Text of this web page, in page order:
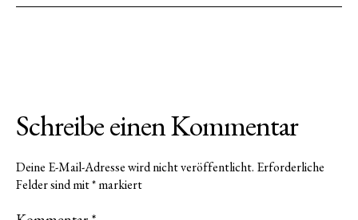
Schreibe einen Kommentar
Deine E-Mail-Adresse wird nicht veröffentlicht. Erforderliche
Felder sind mit*markiert